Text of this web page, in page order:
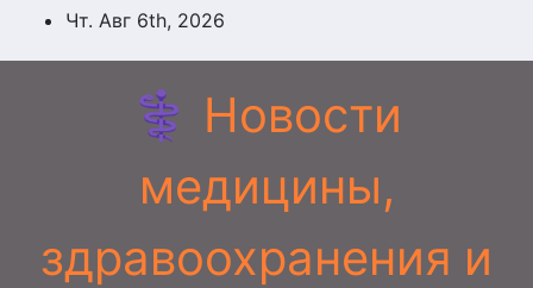
ПерейтиЧт. Авг 6th, 2026
⚕️ Новости
медицины,
здравоохранения и